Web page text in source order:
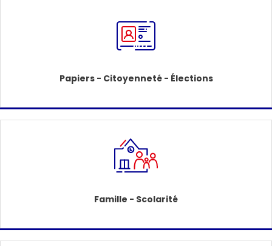
Papiers - Citoyenneté - Élections
Famille - Scolarité